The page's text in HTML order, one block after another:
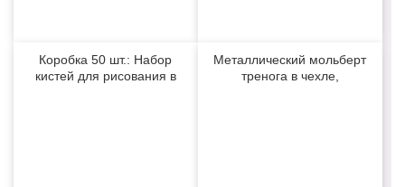
Коробка 50 шт.: Набор
кистей для рисования в
Металлический мольберт
тренога в чехле,